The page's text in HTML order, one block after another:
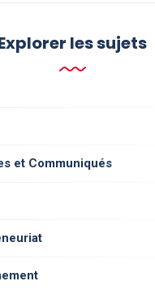
les sujets
et Communiqués